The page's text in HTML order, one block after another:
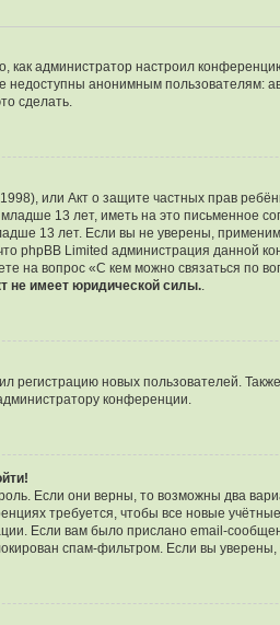
как администратор настроил
анонимным пользователям:
сделать.
или Акт о защите частных прав
13 лет, иметь на это письменное
13 лет. Если вы не уверены,
phpBB Limited администрация данной
на вопрос «С кем можно связаться по
не имеет юридической силы.
регистрацию новых пользователей.
конференции.
Если они верны, то возможны два
требуется, чтобы все новые
Если вам было прислано email-
спам-фильтром. Если вы